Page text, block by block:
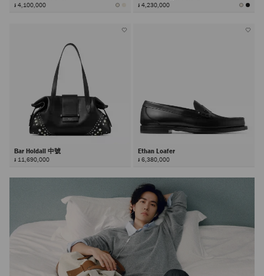
៛ 4,100,000 ៛ 4,230,000
Bar Holdall 中號
៛ 11,690,000
Ethan Loafer
៛ 6,380,000